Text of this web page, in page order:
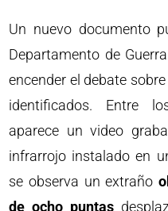
Un nuevo documento
Departamento de
encender el debate
identificados. Entre
aparece un video
infrarrojo instalado en
se observa un extraño
de ocho puntas